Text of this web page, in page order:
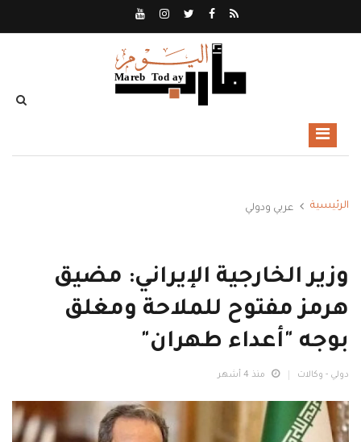
الرئيسية عربي ودولي
وزير الخارجية الإيراني: مضيق
هرمز مفتوح للملاحة ومغلق
بوجه "أعداء طهران"
دولي - وكالات منذ 4 أشهر